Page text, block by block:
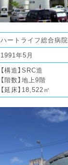
ハートライフ総合病院
1991年5月
【構造】SRC造
【階数】地上9階
【延床】18,522㎡